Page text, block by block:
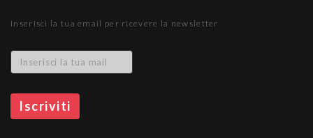
Inserisci la tua email per ricevere la newsletter